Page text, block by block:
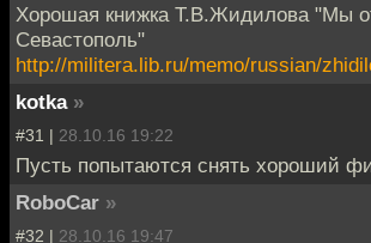
Хорошая книжка T.B.Жидилова "Мы
Севастополь"
http://militera.lib.ru/memo/russian/
kotka »
#31 | 28.10.16 19:22
Пусть попытаются снять хороший
RoboCar »
#32 | 28.10.16 19:47